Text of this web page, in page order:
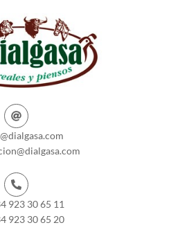
923 30 65 11
923 30 65 20